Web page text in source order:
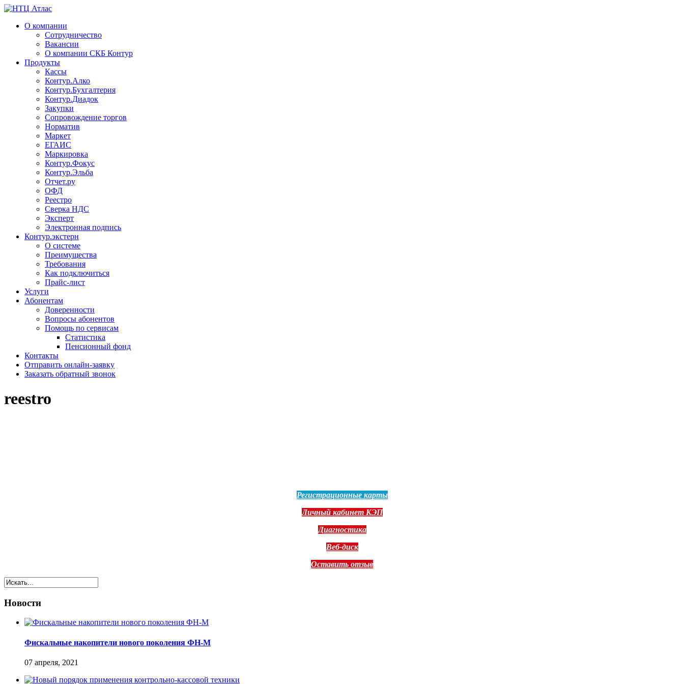
О компании
Сотрудничество
Вакансии
О компании СКБ Контур
Продукты
Кассы
Контур.Алко
Контур.Бухгалтерия
Контур.Диадок
Закупки
Сопровождение торгов
Норматив
Маркет
ЕГАИС
Маркировка
Контур.Фокус
Контур.Эльба
Отчет.ру
ОФД
Реестро
Сверка НДС
Эксперт
Электронная подпись
Контур.экстерн
О системе
Преимущества
Требования
Как подключиться
Прайс-лист
Услуги
Абонентам
Доверенности
Вопросы абонентов
Помощь по сервисам
Статистика
Пенсионный фонд
Контакты
Отправить онлайн-заявку
Заказать обратный звонок
reestro
Регистрационные карты
Личный кабинет КЭП
Диагностика
Веб-диск
Оставить отзыв
Новости
Фискальные накопители нового поколения ФН-М
07 апреля, 2021